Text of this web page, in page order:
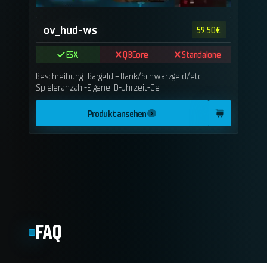
ov_hud-ws 59.50€
ESX QBCore
Standalone
Beschreibung:-Bargeld + Bank/Schwarzgeld/etc.-
Spieleranzahl-Eigene ID-Uhrzeit-Ge
Produkt ansehen
FAQ